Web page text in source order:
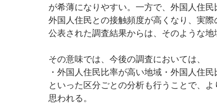
が希薄になりやすい。一方で、外国人住
外国人住民との接触頻度が高くなり、実
公表された調査結果からは、そのような
その意味では、今後の調査においては、
・外国人住民比率が高い地域・外国人住
といった区分ごとの分析も行うことで、
思われる。